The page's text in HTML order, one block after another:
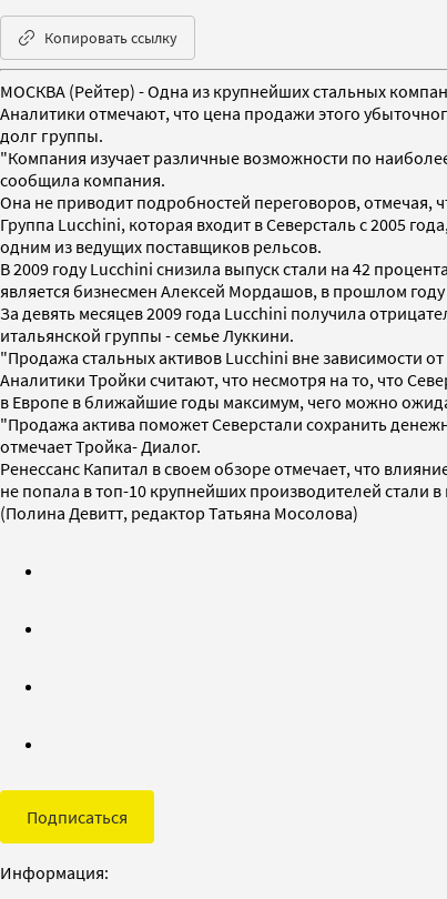
Копировать ссылку
МОСКВА (Рейтер) - Одна из крупнейших стальных
Аналитики отмечают, что цена продажи этого
долг группы.
"Компания изучает различные возможности по
сообщила компания.
Она не приводит подробностей переговоров,
Группа Lucchini, которая входит в Северсталь с 2005
одним из ведущих поставщиков рельсов.
В 2009 году Lucchini снизила выпуск стали на 42
является бизнесмен Алексей Мордашов, в прошлом
За девять месяцев 2009 года Lucchini получила
итальянской группы - семье Луккини.
"Продажа стальных активов Lucchini вне зависимости
Аналитики Тройки считают, что несмотря на то, что
в Европе в ближайшие годы максимум, чего можно
"Продажа актива поможет Северстали сохранить
отмечает Тройка- Диалог.
Ренессанс Капитал в своем обзоре отмечает, что
не попала в топ-10 крупнейших производителей стали
(Полина Девитт, редактор Татьяна Мосолова)
Подписаться
Информация: